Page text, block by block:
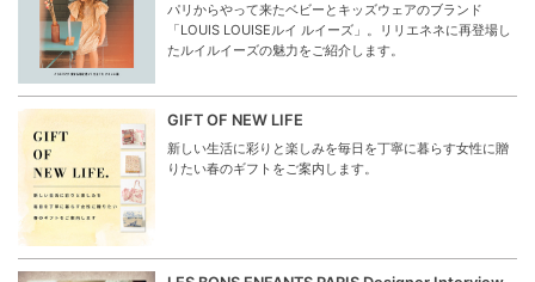
パリからやって来たベビーとキッズウェアのブランド
「LOUIS LOUISEルイ ルイーズ」。リリエネネに再登場し
たルイルイーズの魅力をご紹介します。
GIFT OF NEW LIFE
新しい生活に彩りと楽しみを毎日を丁寧に暮らす女性に贈
りたい春のギフトをご案内します。